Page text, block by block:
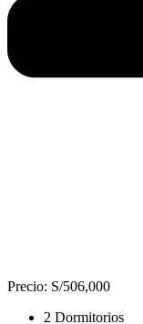
Precio: S/506,000
2 Dormitorios